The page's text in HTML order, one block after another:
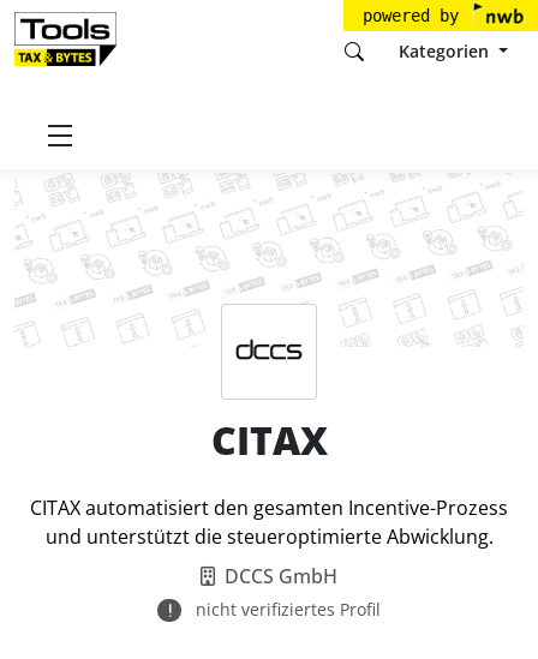
powered by
Kategorien
Startseite
CITAX
CITAX automatisiert den gesamten Incentive-Prozess
und unterstützt die steueroptimierte Abwicklung.
DCCS GmbH
nicht verifiziertes Profil